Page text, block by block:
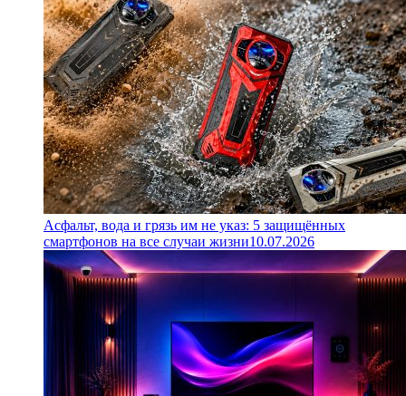
Асфальт, вода и грязь им не указ: 5 защищённых
смартфонов на все случаи жизни10.07.2026